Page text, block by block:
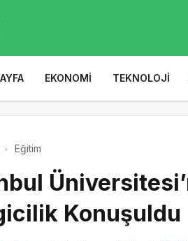
EKONOMI TEKNOLOJI
Eğitim
Konuşuldu